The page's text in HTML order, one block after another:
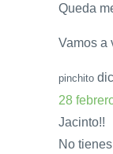
Queda
Vamos a
pinchito
28
Jacinto!!
No